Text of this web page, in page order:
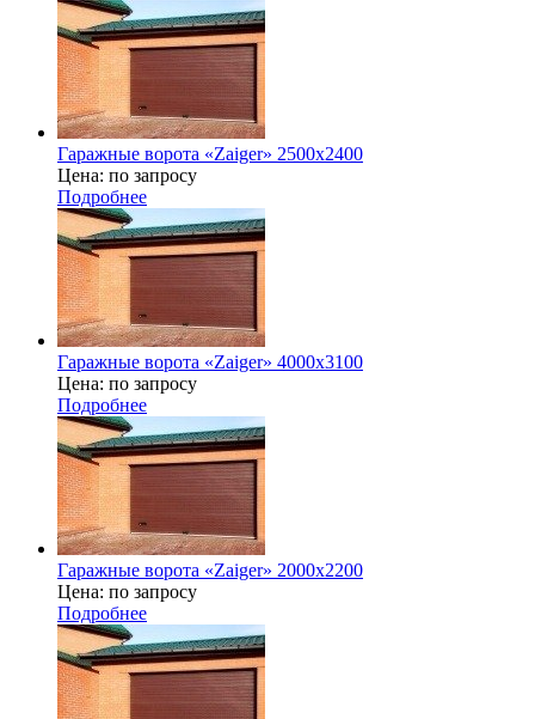
Гаражные ворота «Zaiger» 2500х2400
Цена: по запросу
Подробнее
Гаражные ворота «Zaiger» 4000x3100
Цена: по запросу
Подробнее
Гаражные ворота «Zaiger» 2000х2200
Цена: по запросу
Подробнее